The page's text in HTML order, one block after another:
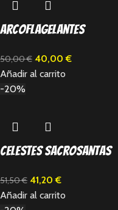
Arcoflagelantes
50,00€ 40,00€
Añadir al carrito
-20%
Celestes Sacrosantas
51,50€ 41,20€
Añadir al carrito